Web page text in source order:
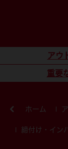
コンテンツにスキ
アウ
重要
ホーム
締付け・イン